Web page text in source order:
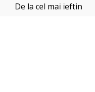
De la cel mai ieftin